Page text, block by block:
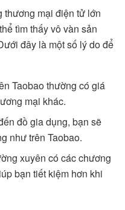
thương mại điện tử lớn
tìm thấy vô vàn sản
đây là một số lý do để
Taobao thường có giá
mại khác.
đồ gia dụng, bạn sẽ
như trên Taobao.
xuyên có các chương
bạn tiết kiệm hơn khi